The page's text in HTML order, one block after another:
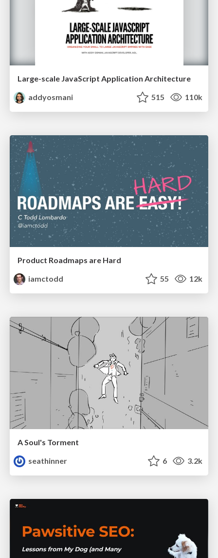
Large-scale JavaScript Application Architecture
addyosmani
515 110k
Product Roadmaps are Hard
iamctodd
55 12k
A Soul's Torment
seathinner
6 3.2k